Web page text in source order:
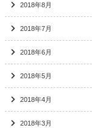
2018年8月
2018年7月
2018年6月
2018年5月
2018年4月
2018年3月